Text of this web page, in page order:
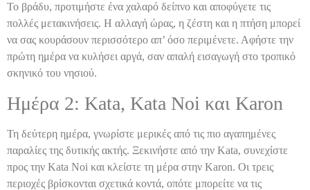
Το βράδυ, προτιμήστε ένα χαλαρό δείπνο και αποφύγετε τις
πολλές μετακινήσεις. Η αλλαγή ώρας, η ζέστη και η πτήση μπορεί
να σας κουράσουν περισσότερο απ’ όσο περιμένετε. Αφήστε την
πρώτη ημέρα να κυλήσει αργά, σαν απαλή εισαγωγή στο τροπικό
σκηνικό του νησιού.
Ημέρα 2: Kata, Kata Noi και Karon
Τη δεύτερη ημέρα, γνωρίστε μερικές από τις πιο αγαπημένες
παραλίες της δυτικής ακτής. Ξεκινήστε από την Kata, συνεχίστε
προς την Kata Noi και κλείστε τη μέρα στην Karon. Οι τρεις
περιοχές βρίσκονται σχετικά κοντά, οπότε μπορείτε να τις